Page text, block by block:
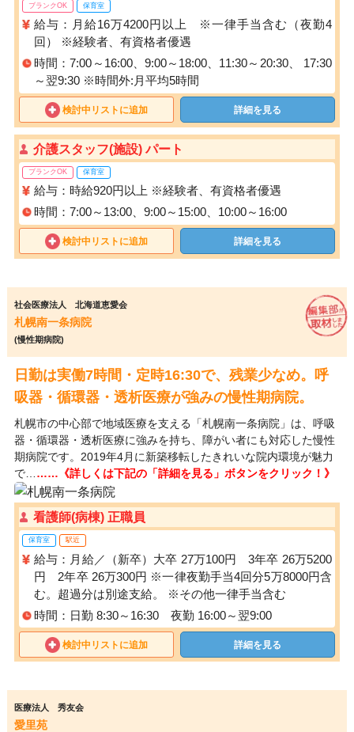
ブランクOK 保育室
給与：月給16万4200円以上 ※一律手当含む（夜勤4
回） ※経験者、有資格者優遇
時間：7:00～16:00、9:00～18:00、11:30～20:30、 17:30
～翌9:30 ※時間外:月平均5時間
検討中リストに追加 詳細を見る
介護スタッフ(施設) パート
ブランクOK 保育室
給与：時給920円以上 ※経験者、有資格者優遇
時間：7:00～13:00、9:00～15:00、10:00～16:00
検討中リストに追加 詳細を見る
社会医療法人 北海道恵愛会
札幌南一条病院
(慢性期病院)
日勤は実働7時間・定時16:30で、残業少なめ。呼
吸器・循環器・透析医療が強みの慢性期病院。
札幌市の中心部で地域医療を支える「札幌南一条病院」は、呼吸
器・循環器・透析医療に強みを持ち、障がい者にも対応した慢性
期病院です。2019年4月に新築移転したきれいな院内環境が魅力
で… ……《詳しくは下記の「詳細を見る」ボタンをクリック！》
看護師(病棟) 正職員
保育室 駅近
給与：月給／（新卒）大卒 27万100円 3年卒 26万5200
円 2年卒 26万300円 ※一律夜勤手当4回分5万8000円含
む。超過分は別途支給。 ※その他一律手当含む
時間：日勤 8:30～16:30 夜勤 16:00～翌9:00
検討中リストに追加 詳細を見る
医療法人 秀友会
愛里苑